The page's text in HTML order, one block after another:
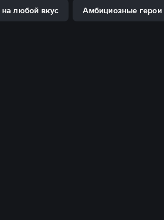
любой вкус Амбициозные герои